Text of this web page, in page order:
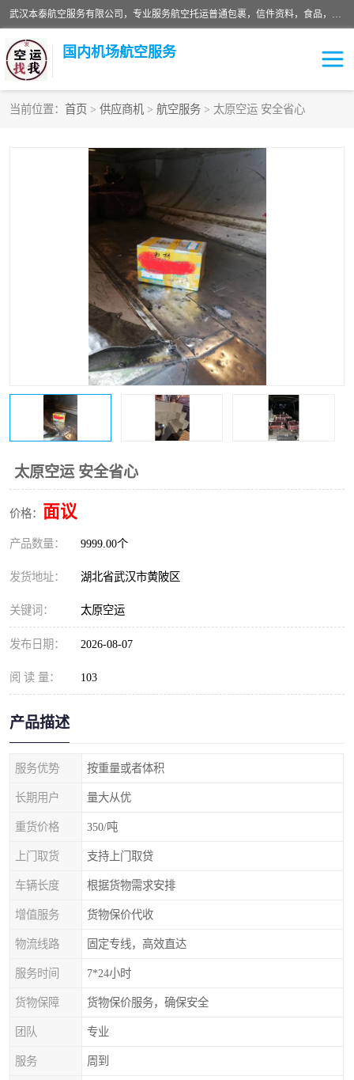
武汉本泰航空服务有限公司，专业服务航空托运普通包裹，信件资料，食品，服装，快消品等运输的专线空运，完善的网络服务确保为客户提供准确、*、安全的“门对门”服务，本着“诚信为本、精诚合作”的服务宗旨.“以安全运输为保障，以运价合理要求市场”的经营理念。武汉机场货运、武汉航空物流、武汉空运、武汉天河国际机场东方、南方、国际航空、机场空运业务覆盖国内二三线机场城市，如：武汉-敦煌、武汉-柳州等
国内机场航空服务
当前位置： 首页 > 供应商机 > 航空服务 > 太原空运 安全省心
太原空运 安全省心
价格： 面议
产品数量： 9999.00个
发货地址： 湖北省武汉市黄陂区
关键词： 太原空运
发布日期： 2026-08-07
阅 读 量： 103
产品描述
服务优势 按重量或者体积
长期用户 量大从优
重货价格 350/吨
上门取货 支持上门取贷
车辆长度 根据货物需求安排
增值服务 货物保价代收
物流线路 固定专线，高效直达
服务时间 7*24小时
货物保障 货物保价服务，确保安全
团队 专业
服务 周到